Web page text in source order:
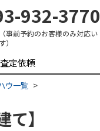
932-3770
事前予約のお客様のみ対応い
）
定依頼
ウ一覧
】